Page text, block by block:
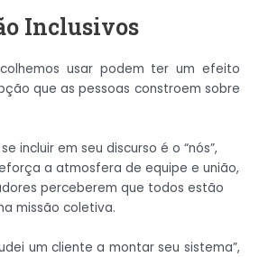
Inclusivos
usar podem ter um efeito
que as pessoas constroem sobre
incluir em seu discurso é o “nós”,
a atmosfera de equipe e união,
perceberem que todos estão
missão coletiva.
um cliente a montar seu sistema”,